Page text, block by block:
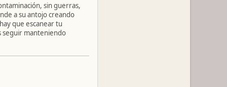
sin guerras,
a su antojo creando
que escanear tu
seguir manteniendo